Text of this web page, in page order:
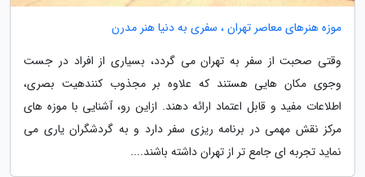
موزه هنرهای معاصر تهران ، سفری به دنیا هنر مدرن
وقتی صحبت از سفر به تهران می گردد، بسیاری از افراد در جست
وجوی مکان هایی هستند که علاوه بر مجذوب کنندهیت بصری،
اطلاعات مفید و قابل اعتماد ارائه دهند. ازاین رو، آشنایی با موزه های
مرکز نقش مهمی در برنامه ریزی سفر دارد و به گردشگران یاری می
نماید تجربه ای جامع تر از تهران داشته باشند....